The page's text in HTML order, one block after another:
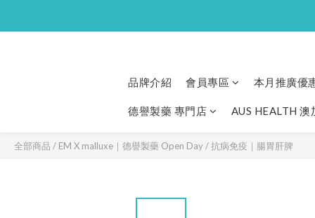
品牌介紹 會員專區 本月推廣優
德譽製藥 專門店 AUS HEALTH 澳
全部商品 / EM X malluxe｜德譽製藥 Open Day/抗病免疫｜腸胃肝脾